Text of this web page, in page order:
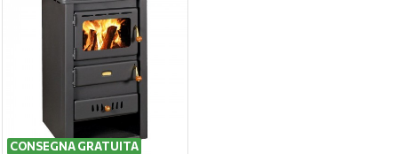
CONSEGNA GRATUITA